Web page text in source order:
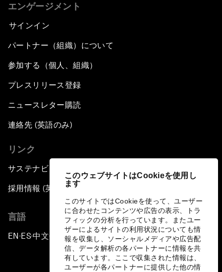
このウェブサイトはCookieを使用し
ます
このサイトではCookieを使って、ユーザー
に合わせたコンテンツや広告の表示、トラ
フィックの分析を行っています。またユー
ザーによるサイトの利用状況についても情
報を収集し、ソーシャルメディアや広告配
信、データ解析の各パートナーに情報を共
有しています。ここで収集された情報は、
ユーザーが各パートナーに提供した他の情
エンゲージメント
サインイン
パートナー（組織）について
参加する（個人、組織）
プレスリリース登録
ニュースレター購読
連絡先 (英語のみ)
リンク
サステナビリティへの取り組み
採用情報 (英語のみ)
言語
EN ▪ES▪中文▪ 日本語